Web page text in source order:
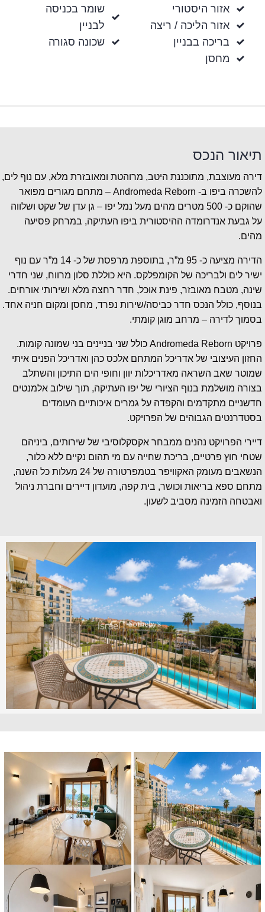
אזור היסטורי
אזור הליכה / ריצה
בריכה בבניין
מחסן
שומר בכניסה
לבניין
שכונה סגורה
תיאור הנכס
דירה מעוצבת, מתוכננת היטב, מרוהטת ומאובזרת מלא, עם נוף לים,
להשכרה ביפו ב- Andromeda Reborn – מתחם מגורים מפואר
שהוקם כ- 500 מטרים מהים מעל נמל יפו – גן עדן של שקט ושלווה
על גבעת אנדרומדה ההיסטורית ביפו העתיקה, במרחק פסיעה
מהים.
הדירה מציעה כ- 95 מ”ר, בתוספת מרפסת של כ- 14 מ”ר עם נוף
ישיר לים ולבריכה של הקומפלקס. היא כוללת סלון מרווח, שני חדרי
שינה, מטבח מאובזר, פינת אוכל, חדר רחצה מלא ושירותי אורחים.
בנוסף, כולל הנכס חדר כביסה/שירות נפרד, מחסן ומקום חניה אחד.
בסמוך לדירה – מרחב מוגן קומתי.
פרויקט Andromeda Reborn כולל שני בניינים בני שמונה קומות.
החזון העיצובי של אדריכל המתחם אלכס כהן ואדריכל הפנים איתי
שמוטר שאב השראה מאדריכלות יוון וחופי הים התיכון והשתלב
בצורה מושלמת בנוף הציורי של יפו העתיקה, תוך שילוב אלמנטים
חדשניים מתקדמים והקפדה על גמרים איכותיים העומדים
בסטדרנטים הגבוהים של הפרויקט.
דיירי הפרויקט נהנים ממבחר אקסקלוסיבי של שירותים, ביניהם
שטחי חוץ פרטיים, בריכת שחייה עם מי תהום נקיים ללא כלור,
הנשאבים מעומק האקוויפר בטמפרטורה של 24 מעלות כל השנה,
מתחם ספא בריאות וכושר, בית קפה, מועדון דיירים וחברת ניהול
ואבטחה הזמינה מסביב לשעון.